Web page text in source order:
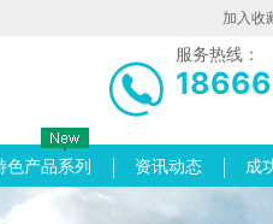
加入收
服务热线：
色产品系列 资讯动态 成